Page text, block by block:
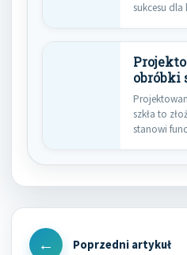
sukcesu
obróbki
szkła to
stanowi
Nawigacja
wpisu